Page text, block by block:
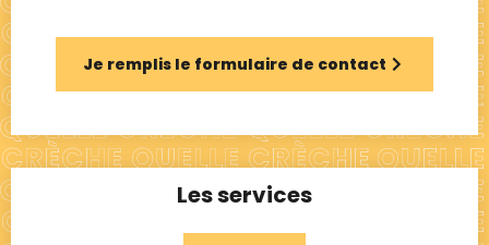
Je remplis le formulaire de contact
Les services